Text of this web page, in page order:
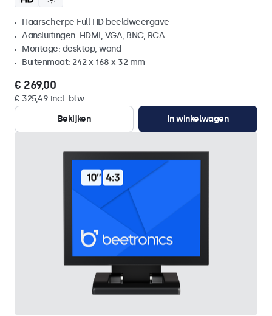
Haarscherpe Full HD beeldweergave
Aansluitingen: HDMI, VGA, BNC, RCA
Montage: desktop, wand
Buitenmaat: 242 x 168 x 32 mm
€ 269,00
€ 325,49 incl. btw
Bekijken
In winkelwagen